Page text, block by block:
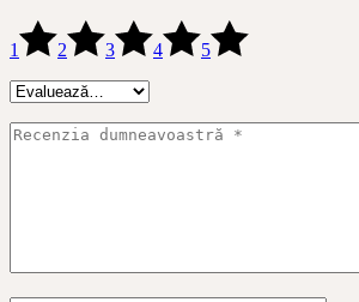
1 2 3 4 5